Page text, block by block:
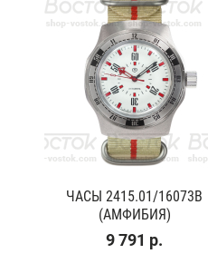
ЧАСЫ 2415.01/16073В
(АМФИБИЯ)
9 791 р.